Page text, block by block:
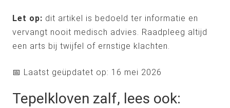
Let op: dit artikel is bedoeld ter informatie en
vervangt nooit medisch advies. Raadpleeg altijd
een arts bij twijfel of ernstige klachten.
📅 Laatst geüpdatet op: 16 mei 2026
Tepelkloven zalf, lees ook: